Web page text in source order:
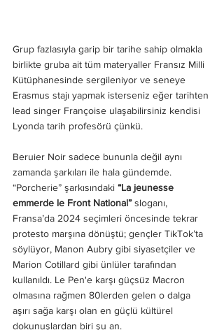
Grup fazlasıyla garip bir tarihe sahip olmakla
birlikte gruba ait tüm materyaller Fransız Milli
Kütüphanesinde sergileniyor ve seneye
Erasmus stajı yapmak isterseniz eğer tarihten
lead singer Françoise ulaşabilirsiniz kendisi
Lyonda tarih profesörü çünkü.
Beruier Noir sadece bununla değil aynı
zamanda şarkıları ile hala gündemde.
“Porcherie” şarkısındaki “La jeunesse
emmerde le Front National” sloganı,
Fransa’da 2024 seçimleri öncesinde tekrar
protesto marşına dönüştü; gençler TikTok’ta
söylüyor, Manon Aubry gibi siyasetçiler ve
Marion Cotillard gibi ünlüler tarafından
kullanıldı. Le Pen'e karşı güçsüz Macron
olmasına rağmen 80lerden gelen o dalga
aşırı sağa karşı olan en güçlü kültürel
dokunuşlardan biri şu an.